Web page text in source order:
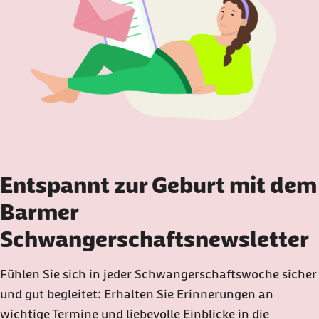
Hauptverdiener ist.
Entspannt zur Geburt mit dem
Barmer
Schwangerschaftsnewsletter
Fühlen Sie sich in jeder Schwangerschaftswoche sicher
und gut begleitet: Erhalten Sie Erinnerungen an
wichtige Termine und liebevolle Einblicke in die